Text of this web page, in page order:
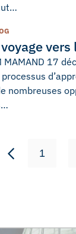
MAMAND 17
nombreuses
1